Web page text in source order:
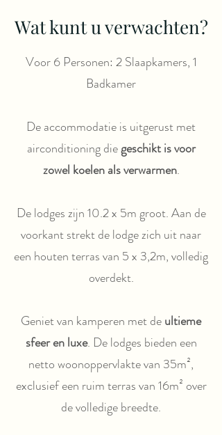
Wat kunt u verwachten?
Voor 6 Personen: 2 Slaapkamers, 1
Badkamer
De accommodatie is uitgerust met
airconditioning diegeschikt is voor
zowel koelen als verwarmen.
De lodges zijn 10.2 x 5m groot. Aan de
voorkant strekt de lodge zich uit naar
een houten terras van 5 x 3,2m, volledig
overdekt.
Geniet van kamperen met deultieme
sfeer en luxe. De lodges bieden een
netto woonoppervlakte van 35m²,
exclusief een ruim terras van 16m² over
de volledige breedte.